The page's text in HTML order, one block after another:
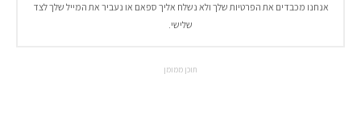
אנחנו מכבדים את הפרטיות שלך ולא נשלח אליך ספאם או נעביר את המייל שלך לצד
שלישי.
תוכן ממומן